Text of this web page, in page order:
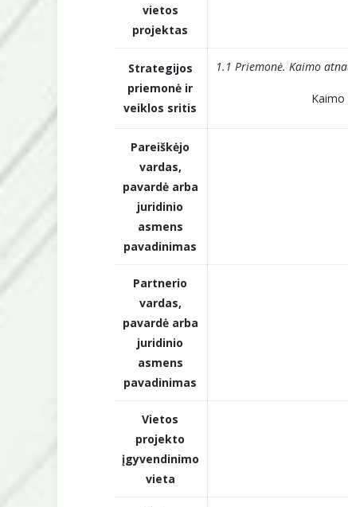
vietos
projektas
Strategijos
priemonė ir
veiklos sritis
1.1 Priemonė. Kaimo
Pareiškėjo
vardas,
pavardė arba
juridinio
asmens
pavadinimas
Partnerio
vardas,
pavardė arba
juridinio
asmens
pavadinimas
Vietos
projekto
įgyvendinimo
vieta